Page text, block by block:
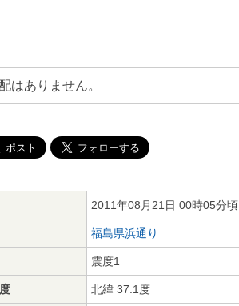
はありません。
2011年08月21日 00時05分頃
福島県浜通り
震度1
北緯 37.1度